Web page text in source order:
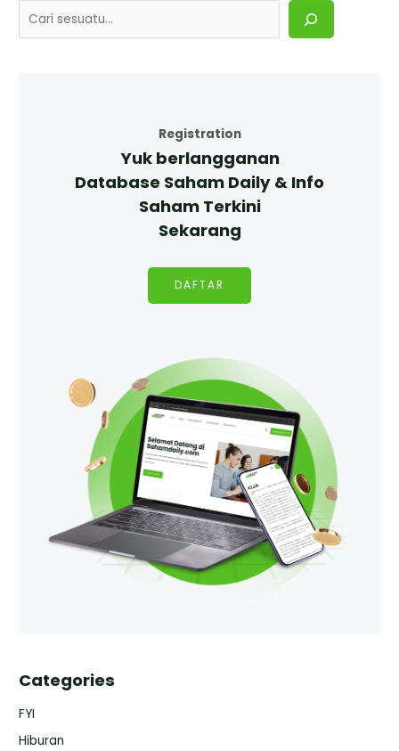
Registration
Yuk berlangganan
Database Saham Daily & Info
Saham Terkini
Sekarang
DAFTAR
Categories
FYI
Hiburan